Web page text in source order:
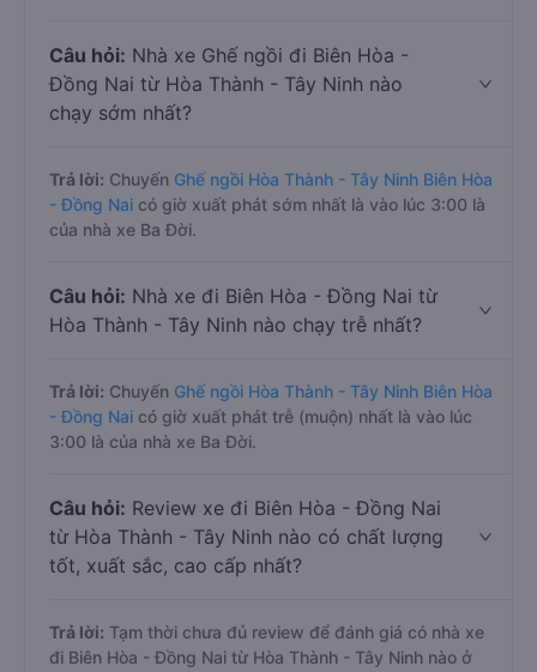
Câu hỏi: Nhà xe Ghế ngồi đi Biên Hòa -
Đồng Nai từ Hòa Thành - Tây Ninh nào
chạy sớm nhất?
Trả lời: Chuyến Ghế ngồi Hòa Thành - Tây Ninh Biên Hòa
- Đồng Nai có giờ xuất phát sớm nhất là vào lúc 3:00 là
của nhà xe Ba Đời.
Câu hỏi: Nhà xe đi Biên Hòa - Đồng Nai từ
Hòa Thành - Tây Ninh nào chạy trễ nhất?
Trả lời: Chuyến Ghế ngồi Hòa Thành - Tây Ninh Biên Hòa
- Đồng Nai có giờ xuất phát trễ (muộn) nhất là vào lúc
3:00 là của nhà xe Ba Đời.
Câu hỏi: Review xe đi Biên Hòa - Đồng Nai
từ Hòa Thành - Tây Ninh nào có chất lượng
tốt, xuất sắc, cao cấp nhất?
Trả lời: Tạm thời chưa đủ review để đánh giá có nhà xe
đi Biên Hòa - Đồng Nai từ Hòa Thành - Tây Ninh nào ở